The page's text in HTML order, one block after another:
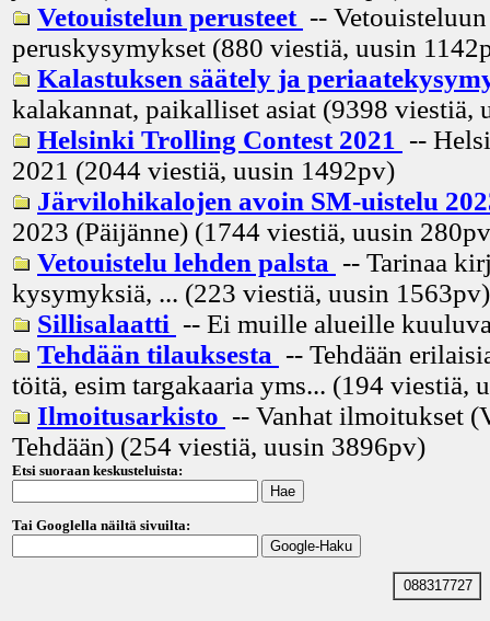
Vetouistelun perusteet --
peruskysymykset (880 viestiä, uusin
Kalastuksen säätely ja
kalakannat, paikalliset asiat (9398 viestiä,
Helsinki Trolling Contest 2021 --
2021 (2044 viestiä, uusin 1492pv)
Järvilohikalojen avoin SM-uistelu
2023 (Päijänne) (1744 viestiä, uusin 280pv
Vetouistelu lehden palsta -- Tarinaa
kysymyksiä, ... (223 viestiä, uusin 1563pv)
Sillisalaatti -- Ei muille alueille
Tehdään tilauksesta -- Tehdään
töitä, esim targakaaria yms... (194 viestiä,
Ilmoitusarkisto -- Vanhat ilmoitukset
Tehdään) (254 viestiä, uusin 3896pv)
Etsi suoraan keskusteluista:
Tai Googlella näiltä sivuilta:
088317727